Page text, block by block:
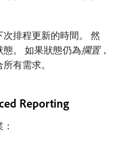
排程更新的時間。 然
。 如果狀態仍為​擱置，
有需求。
Reporting